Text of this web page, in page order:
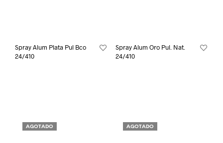
Spray Alum Plata Pul Bco
24/410
Spray Alum Oro Pul. Nat.
24/410
AGOTADO AGOTADO